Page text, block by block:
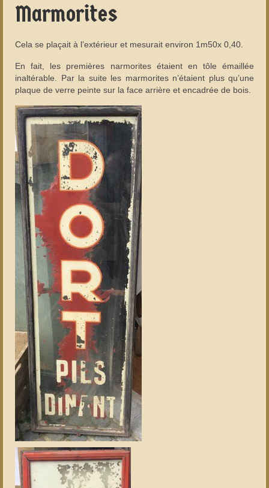
Marmorites
Cela se plaçait à l’extérieur et mesurait environ 1m50x 0,40.
En fait, les premières narmorites étaient en tôle émaillée
inaltérable. Par la suite les marmorites n’étaient plus qu’une
plaque de verre peinte sur la face arrière et encadrée de bois.